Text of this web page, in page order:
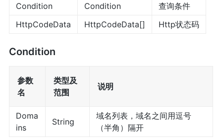
Condition Condition
查询条件
HttpCodeData
HttpCodeData[] Http状态码
Condition
参数
名
类型及
范围
说明
Doma
ins
String
域名列表，域名之间用逗号
（半角）隔开